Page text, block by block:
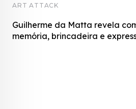
ART ATTACK
Guilherme da Matta revela
memória, brincadeira e